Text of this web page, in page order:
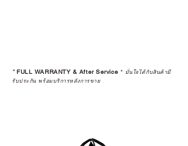
*FULL WARRANTY & After Service * มั่นใจได้กับสินค้ามี
รับประกัน พร้อมบริการหลังการขาย